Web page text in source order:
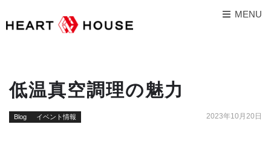
MENU
低温真空調理の魅力
Blog イベント情報 2023年10月20日